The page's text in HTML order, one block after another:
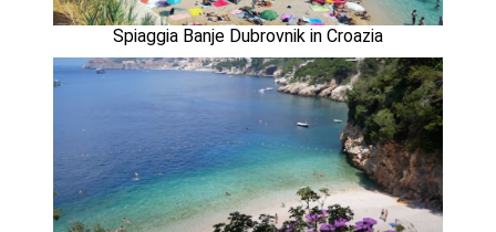
Spiaggia Banje Dubrovnik in Croazia